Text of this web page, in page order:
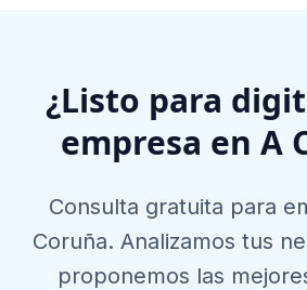
¿Listo para
empresa en A
Consulta gratuita para
Coruña. Analizamos tus
proponemos las